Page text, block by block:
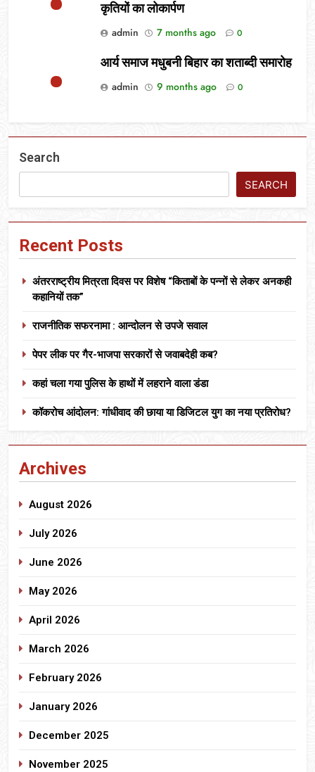
कृतियों का लोकार्पण
admin
7 months ago 0
आर्य समाज मधुबनी बिहार का शताब्दी समारोह
admin
9 months ago 0
Search
SEARCH
Recent Posts
अंतरराष्ट्रीय मित्रता दिवस पर विशेष “किताबों के पन्नों से लेकर अनकही
कहानियों तक”
राजनीतिक सफरनामा : आन्दोलन से उपजे सवाल
पेपर लीक पर गैर-भाजपा सरकारों से जवाबदेही कब?
कहां चला गया पुलिस के हाथों में लहराने वाला डंडा
कॉकरोच आंदोलन: गांधीवाद की छाया या डिजिटल युग का नया प्रतिरोध?
Archives
August 2026
July 2026
June 2026
May 2026
April 2026
March 2026
February 2026
January 2026
December 2025
November 2025